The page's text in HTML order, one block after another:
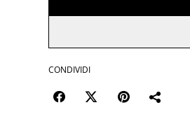
CONDIVIDI